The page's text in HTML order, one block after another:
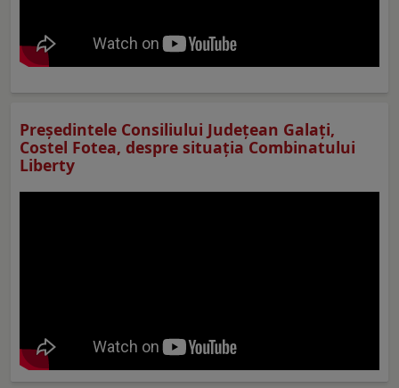
Preşedintele Consiliului Judeţean Galaţi,
Costel Fotea, despre situaţia Combinatului
Liberty